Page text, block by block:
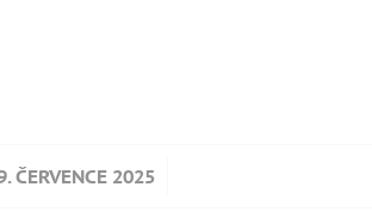
ČERVENCE 2025
/